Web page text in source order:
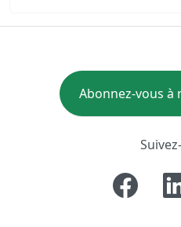
Abonnez-vous à